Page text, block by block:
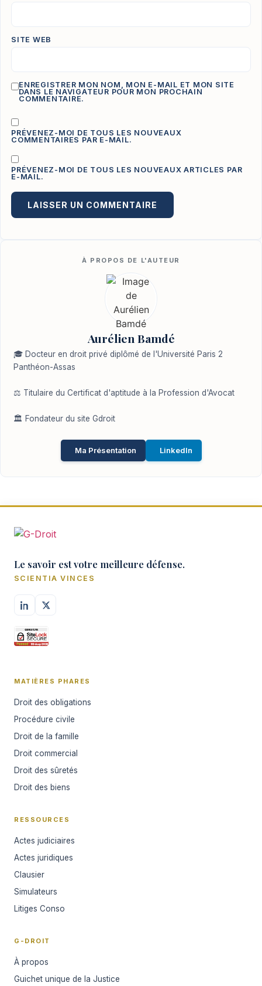
SITE WEB
ENREGISTRER MON NOM, MON E-MAIL ET MON SITE
DANS LE NAVIGATEUR POUR MON PROCHAIN
COMMENTAIRE.
PRÉVENEZ-MOI DE TOUS LES NOUVEAUX
COMMENTAIRES PAR E-MAIL.
PRÉVENEZ-MOI DE TOUS LES NOUVEAUX ARTICLES PAR
E-MAIL.
Aurélien Bamdé
🎓 Docteur en droit privé diplômé de l'Université Paris 2
Panthéon-Assas
⚖️ Titulaire du Certificat d'aptitude à la Profession d'Avocat
🏛️ Fondateur du site Gdroit
Ma Présentation LinkedIn
Le savoir est votre meilleure défense.
SCIENTIA VINCES
MATIÈRES PHARES
Droit des obligations
Procédure civile
Droit de la famille
Droit commercial
Droit des sûretés
Droit des biens
RESSOURCES
Actes judiciaires
Actes juridiques
Clausier
Simulateurs
Litiges Conso
G-DROIT
À propos
Guichet unique de la Justice